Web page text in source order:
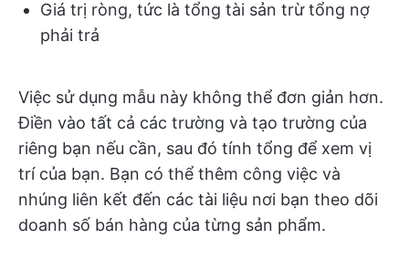
Giá trị ròng, tức là tổng tài sản trừ tổng nợ
phải trả
Việc sử dụng mẫu này không thể đơn giản hơn.
Điền vào tất cả các trường và tạo trường của
riêng bạn nếu cần, sau đó tính tổng để xem vị
trí của bạn. Bạn có thể thêm công việc và
nhúng liên kết đến các tài liệu nơi bạn theo dõi
doanh số bán hàng của từng sản phẩm.